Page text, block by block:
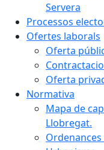
Servera
Processos
Ofertes laborals
Oferta
Oferta
Normativa
Mapa de
Llobregat.